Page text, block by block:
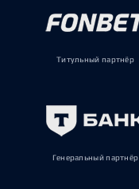
Титульный партнёр
Генеральный партнёр